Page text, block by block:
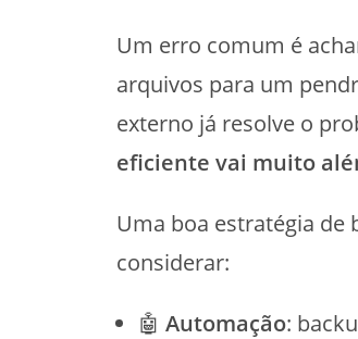
Um erro comum é
arquivos para um
externo já resolve o
eficiente vai muito
Uma boa estratégia de
considerar:
🤖 Automação: